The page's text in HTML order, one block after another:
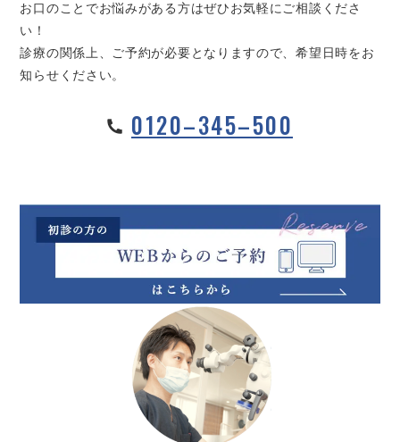
お口のことでお悩みがある方はぜひお気軽にご相談くださ
い！
診療の関係上、ご予約が必要となりますので、希望日時をお
知らせください。
0120–345–500